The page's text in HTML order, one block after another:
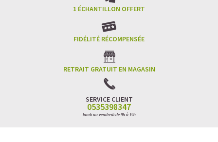
1 ÉCHANTILLON OFFERT
FIDÉLITÉ RÉCOMPENSÉE
RETRAIT GRATUIT EN MAGASIN
SERVICE CLIENT
0535398347
lundi au vendredi de 9h à 19h